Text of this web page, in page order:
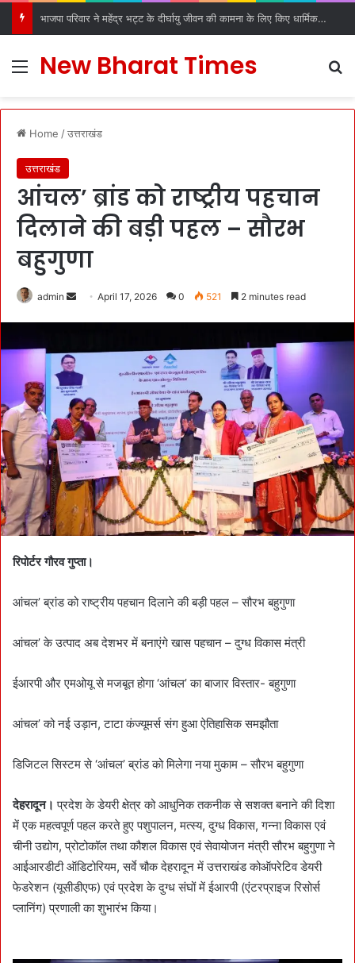
भाजपा परिवार ने महेंद्र भट्ट के दीर्घायु जीवन की कामना के लिए किए धार्मिक अनुष्ठान
Menu
New Bharat Times
Home /उत्तराखंड
उत्तराखंड
आंचल’ ब्रांड को राष्ट्रीय पहचान
दिलाने की बड़ी पहल – सौरभ
बहुगुणा
admin
d
a
n
e
m
a
i
l
April 17, 2026 0 521 2 minutes read
रिपोर्टर गौरव गुप्ता।
आंचल’ ब्रांड को राष्ट्रीय पहचान दिलाने की बड़ी पहल – सौरभ बहुगुणा
आंचल’ के उत्पाद अब देशभर में बनाएंगे खास पहचान – दुग्ध विकास मंत्री
ईआरपी और एमओयू से मजबूत होगा ‘आंचल’ का बाजार विस्तार- बहुगुणा
आंचल’ को नई उड़ान, टाटा कंज्यूमर्स संग हुआ ऐतिहासिक समझौता
डिजिटल सिस्टम से ‘आंचल’ ब्रांड को मिलेगा नया मुकाम – सौरभ बहुगुणा
देहरादून। प्रदेश के डेयरी क्षेत्र को आधुनिक तकनीक से सशक्त बनाने की दिशा
में एक महत्वपूर्ण पहल करते हुए पशुपालन, मत्स्य, दुग्ध विकास, गन्ना विकास एवं
चीनी उद्योग, प्रोटोकॉल तथा कौशल विकास एवं सेवायोजन मंत्री सौरभ बहुगुणा ने
आईआरडीटी ऑडिटोरियम, सर्वे चौक देहरादून में उत्तराखंड कोऑपरेटिव डेयरी
फेडरेशन (यूसीडीएफ) एवं प्रदेश के दुग्ध संघों में ईआरपी (एंटरप्राइज रिसोर्स
प्लानिंग) प्रणाली का शुभारंभ किया।